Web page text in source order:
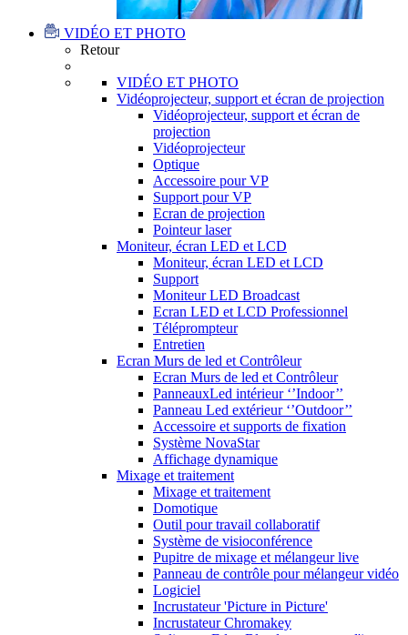
VIDÉO ET PHOTO
Retour
VIDÉO ET PHOTO
Vidéoprojecteur, support et écran de projection
Vidéoprojecteur, support et écran de
projection
Vidéoprojecteur
Optique
Accessoire pour VP
Support pour VP
Ecran de projection
Pointeur laser
Moniteur, écran LED et LCD
Moniteur, écran LED et LCD
Support
Moniteur LED Broadcast
Ecran LED et LCD Professionnel
Téléprompteur
Entretien
Ecran Murs de led et Contrôleur
Ecran Murs de led et Contrôleur
PanneauxLed intérieur ‘’Indoor’’
Panneau Led extérieur ‘’Outdoor’’
Accessoire et supports de fixation
Système NovaStar
Affichage dynamique
Mixage et traitement
Mixage et traitement
Domotique
Outil pour travail collaboratif
Système de visioconférence
Pupitre de mixage et mélangeur live
Panneau de contrôle pour mélangeur vidéo
Logiciel
Incrustateur 'Picture in Picture'
Incrustateur Chromakey